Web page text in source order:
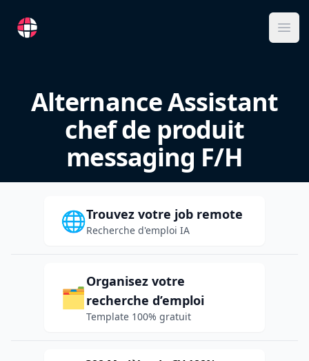
RemoteFR
Alternance Assistant
chef de produit
messaging F/H
🌐Trouvez votre job remote
Recherche d'emploi IA
🗂️
Organisez votre
recherche d’emploi
Template 100% gratuit